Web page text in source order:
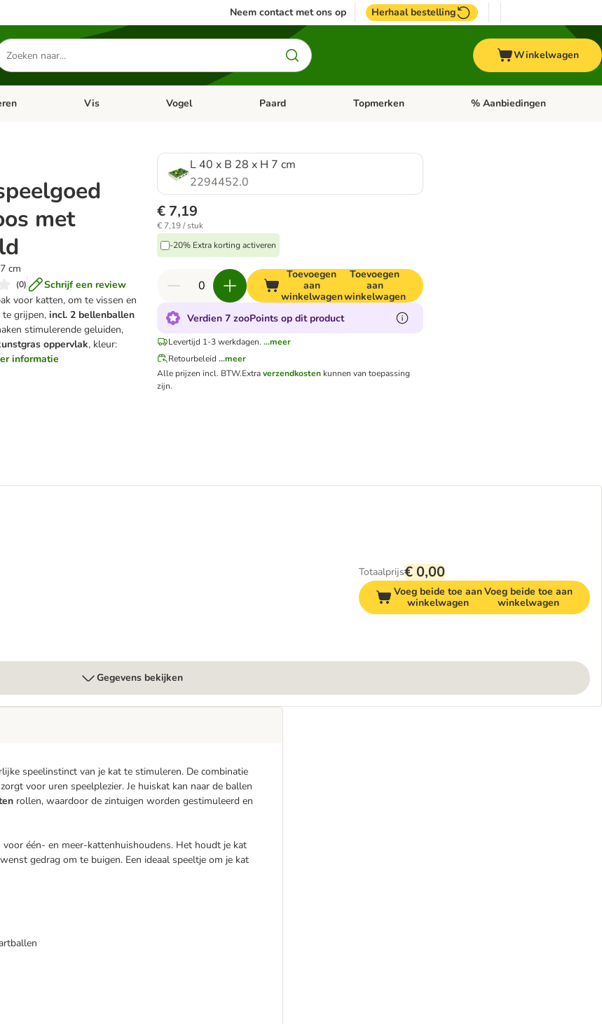
Neem contact met ons op Herhaal bestelling
producten
Winkelwagen
menu: ApotheekOpen categorie menu: Kleine dieren
Vis Open categorie menu: Vis
Vogel Open categorie menu: Vogel
Paard Open categorie menu: Paard
Topmerken Open categorie menu:
% Aanbiedingen
met
cm
(0)
Schrijf een review
voor katten, om te vissen en
te grijpen,incl. 2 bellenballen
stimulerende geluiden,
oppervlak, kleur:
informatie
L 40 x B 28 x H 7 cm
2294452.0
€ 7,19
€ 7,19 / stuk
-20% Extra korting activeren
Toevoegen
aan
winkelwagen
Toevoegen
aan
winkelwagen
Verdien 7 zooPoints op dit product
Levertijd 1-3 werkdagen. ...meer
Retourbeleid ...meer
Alle prijzen incl. BTW.Extraverzendkostenkunnen van toepassing
zijn.
Totaalprijs€ 0,00
Voeg beide toe aan
winkelwagen
Voeg beide toe aan
winkelwagen
Gegevens bekijken
speelinstinct van je kat te stimuleren. De combinatie
voor uren speelplezier. Je huiskat kan naar de ballen
rollen, waardoor de zintuigen worden gestimuleerd en
één- en meer-kattenhuishoudens. Het houdt je kat
gedrag om te buigen. Een ideaal speeltje om je kat